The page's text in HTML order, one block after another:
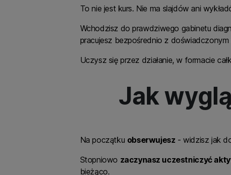
To nie jest kurs. Nie ma slajdów ani
Wchodzisz do prawdziwego gabinetu
pracujesz bezpośrednio z
Uczysz się przez działanie, w formacie
Jak
Na początku obserwujesz - widzisz jak
Stopniowo zaczynasz uczestniczyć
bieżąco.